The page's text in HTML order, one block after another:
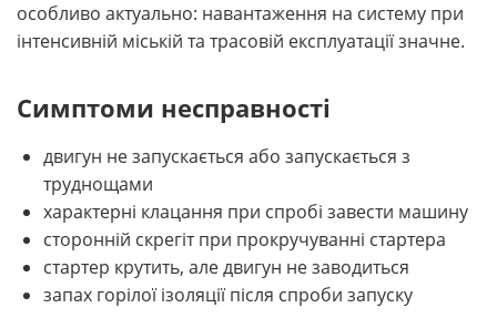
особливо актуально: навантаження на систему при
інтенсивній міській та трасовій експлуатації значне.
Симптоми несправності
двигун не запускається або запускається з
труднощами
характерні клацання при спробі завести машину
сторонній скрегіт при прокручуванні стартера
стартер крутить, але двигун не заводиться
запах горілої ізоляції після спроби запуску